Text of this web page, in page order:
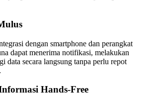
dengan smartphone dan perangkat
dapat menerima notifikasi, melakukan
data secara langsung tanpa perlu repot
Hands-Free